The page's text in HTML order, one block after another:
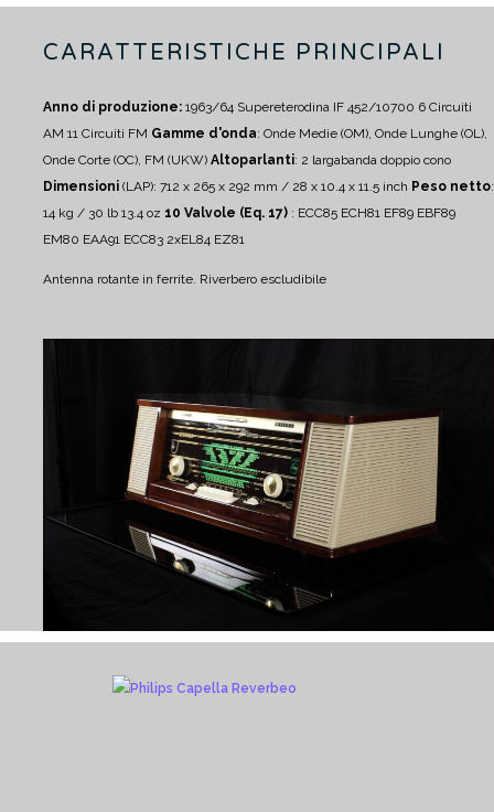
CARATTERISTICHE PRINCIPALI
Anno di produzione: 1963/64 Supereterodina IF 452/10700 6 Circuiti
AM 11 Circuiti FM Gamme d'onda: Onde Medie (OM), Onde Lunghe (OL),
Onde Corte (OC), FM (UKW) Altoparlanti: 2 largabanda doppio cono
Dimensioni (LAP): 712 x 265 x 292 mm / 28 x 10.4 x 11.5 inch Peso netto:
14 kg / 30 lb 13.4 oz 10 Valvole (Eq. 17) : ECC85 ECH81 EF89 EBF89
EM80 EAA91 ECC83 2xEL84 EZ81
Antenna rotante in ferrite. Riverbero escludibile